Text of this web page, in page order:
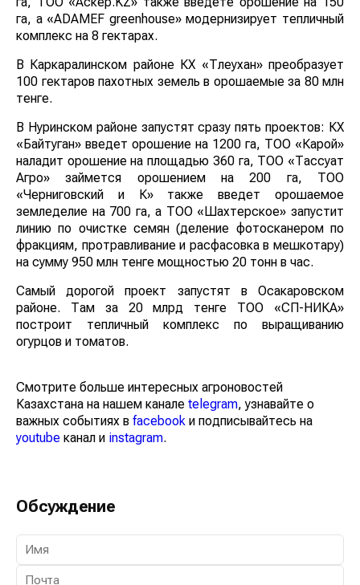
га, а «ADAMEF greenhouse» модернизирует
тепличный комплекс на 8 гектарах.
В Каркаралинском районе КХ «Төлеухан»
преобразует 100 гектаров пахотных земель в
орошаемые за 80 млн тенге.
В Нуринском районе запустят сразу пять проектов: КХ
«Байтуган» введет орошение на 1200 га, ТОО
«Карой» наладит орошение на площадью 360 га, ТОО
«Тассуат Агро» займется орошением на 200 га, ТОО
«Черниговский и К» также введет орошаемое
земледелие на 700 га, а ТОО «Шахтерское» запустит
линию по очистке семян (деление фотосканером по
фракциям, протравливание и расфасовка в
мешкотару) на сумму 950 млн тенге мощностью 20
Самый дорогой проект запустят в Осакаровском
районе. Там за 20 млрд тенге ТОО «СП-НИКА»
построит тепличный комплекс по выращиванию
Смотрите больше интересных агроновостей
Казахстана на нашем каналеtelegram, узнавайте о
важных событиях вfacebook